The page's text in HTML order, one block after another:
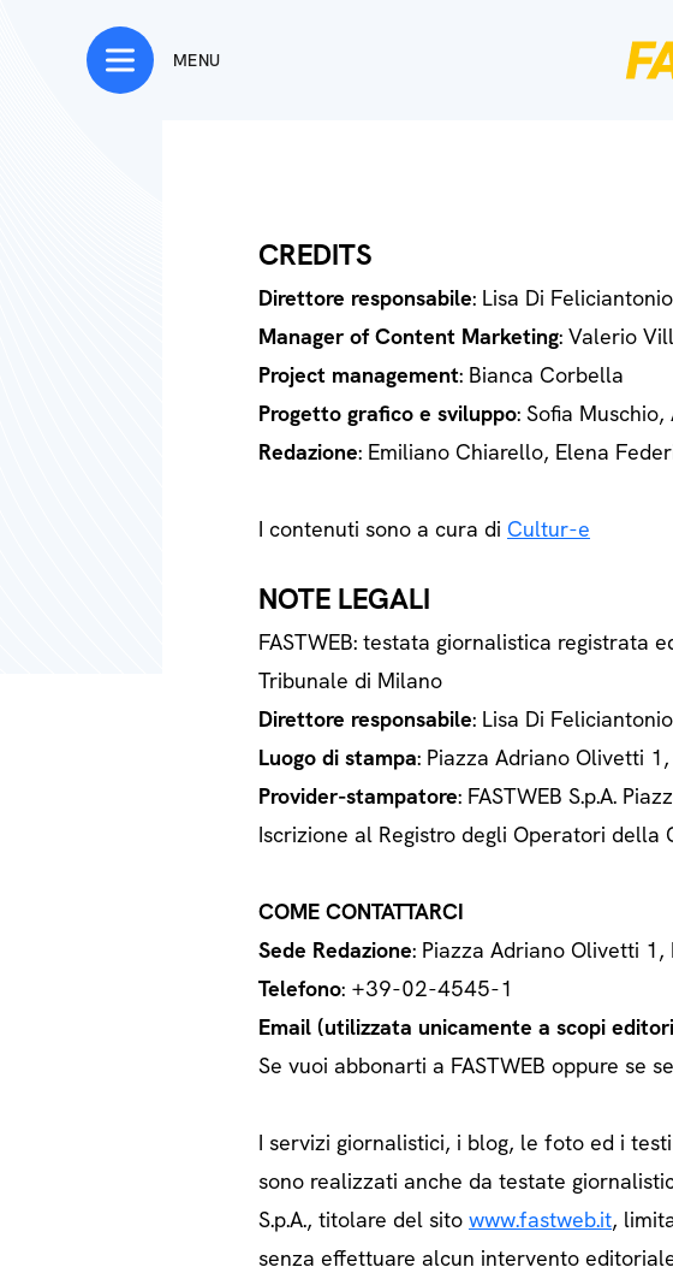
MENU
CREDITS
Direttore responsabile: Lisa Di Feliciantonio
Manager of Content Marketing: Valerio
Project management: Bianca Corbella
Progetto grafico e sviluppo: Sofia
Redazione: Emiliano Chiarello, Elena
I contenuti sono a cura di Cultur-e
NOTE LEGALI
FASTWEB: testata giornalistica registrata
Tribunale di Milano
Direttore responsabile: Lisa Di Feliciantonio
Luogo di stampa: Piazza Adriano Olivetti
Provider-stampatore: FASTWEB S.p.A.
Iscrizione al Registro degli Operatori
COME CONTATTARCI
Sede Redazione: Piazza Adriano Olivetti 1,
Telefono: +39-02-4545-1
Email (utilizzata unicamente a scopi
Se vuoi abbonarti a FASTWEB oppure se
I servizi giornalistici, i blog, le foto ed i
sono realizzati anche da testate
S.p.A., titolare del sito www.fastweb.it,
senza effettuare alcun intervento